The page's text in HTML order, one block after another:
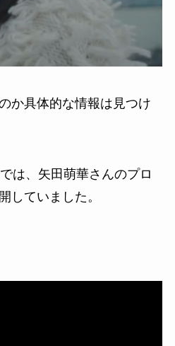
か具体的な情報は見つけ
は、矢田萌華さんのプロ
していました。